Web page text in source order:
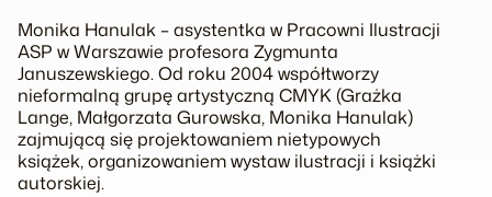
Monika Hanulak – asystentka w Pracowni Ilustracji
ASP w Warszawie profesora Zygmunta
Januszewskiego. Od roku 2004 współtworzy
nieformalną grupę artystyczną CMYK (Grażka
Lange, Małgorzata Gurowska, Monika Hanulak)
zajmującą się projektowaniem nietypowych
książek, organizowaniem wystaw ilustracji i książki
autorskiej.